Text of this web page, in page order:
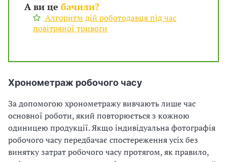
А ви це бачили?
Алгоритм дій роботодавця під час
повітряної тривоги
Хронометраж робочого часу
За допомогою хронометражу вивчають лише час
основної роботи, який повторюється з кожною
одиницею продукції. Якщо індивідуальна фотографія
робочого часу передбачає спостереження усіх без
винятку затрат робочого часу протягом, як правило,